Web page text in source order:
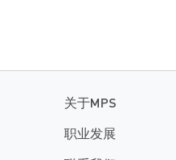
关于MPS
职业发展